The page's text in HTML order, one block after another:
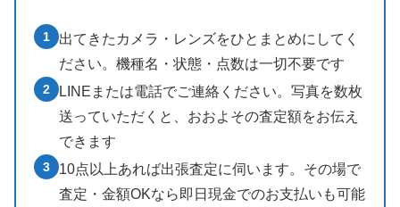
1
出てきたカメラ・レンズをひとまとめにしてく
ださい。機種名・状態・点数は一切不要です
2
LINEまたは電話でご連絡ください。写真を数枚
送っていただくと、おおよその査定額をお伝え
できます
3
10点以上あれば出張査定に伺います。その場で
査定・金額OKなら即日現金でのお支払いも可能